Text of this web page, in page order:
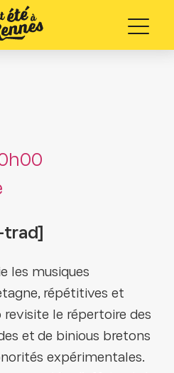
Menu
les musiques
répétitives et
revisite le répertoire des
et de binious bretons
expérimentales.